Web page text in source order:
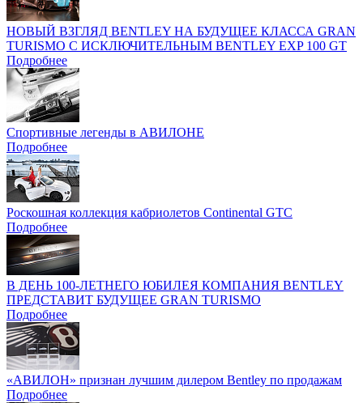
НОВЫЙ ВЗГЛЯД BENTLEY НА БУДУЩЕЕ КЛАССА GRAN
TURISMO C ИСКЛЮЧИТЕЛЬНЫМ BENTLEY EXP 100 GT
Подробнее
Спортивные легенды в АВИЛОНЕ
Подробнее
Роскошная коллекция кабриолетов Continental GTC
Подробнее
В ДЕНЬ 100-ЛЕТНЕГО ЮБИЛЕЯ КОМПАНИЯ BENTLEY
ПРЕДСТАВИТ БУДУЩЕЕ GRAN TURISMO
Подробнее
«АВИЛОН» признан лучшим дилером Bentley по продажам
Подробнее